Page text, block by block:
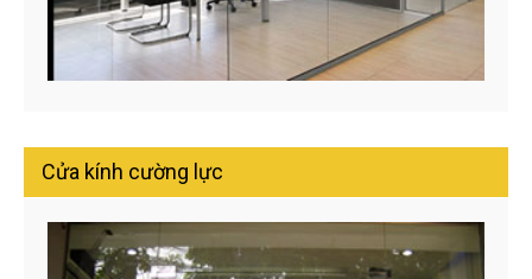
Cửa kính cường lực